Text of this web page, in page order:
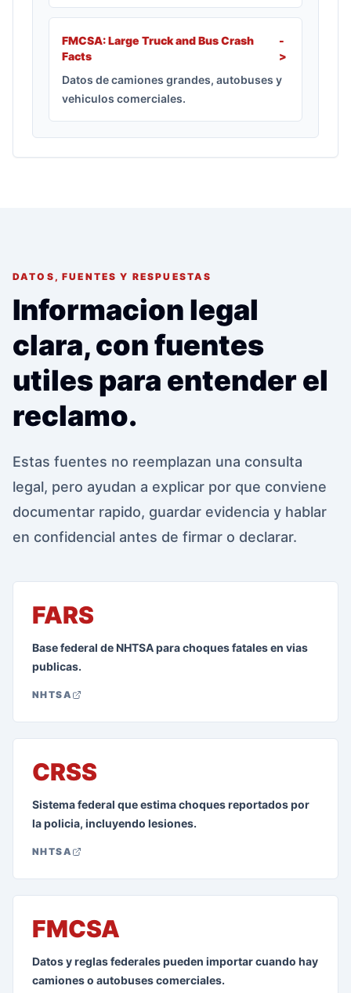
FMCSA: Large Truck and Bus Crash
Facts
-
>
Datos de camiones grandes, autobuses y
vehiculos comerciales.
DATOS, FUENTES Y RESPUESTAS
Informacion legal
clara, con fuentes
utiles para entender el
reclamo.
Estas fuentes no reemplazan una consulta
legal, pero ayudan a explicar por que conviene
documentar rapido, guardar evidencia y hablar
en confidencial antes de firmar o declarar.
FARS
Base federal de NHTSA para choques fatales en vias
publicas.
NHTSA
CRSS
Sistema federal que estima choques reportados por
la policia, incluyendo lesiones.
NHTSA
FMCSA
Datos y reglas federales pueden importar cuando hay
camiones o autobuses comerciales.